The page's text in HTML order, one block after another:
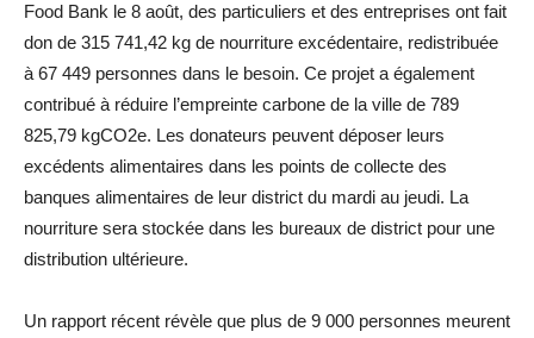
Food Bank le 8 août, des particuliers et des entreprises ont fait
don de 315 741,42 kg de nourriture excédentaire, redistribuée
à 67 449 personnes dans le besoin. Ce projet a également
contribué à réduire l’empreinte carbone de la ville de 789
825,79 kgCO2e. Les donateurs peuvent déposer leurs
excédents alimentaires dans les points de collecte des
banques alimentaires de leur district du mardi au jeudi. La
nourriture sera stockée dans les bureaux de district pour une
distribution ultérieure.
Un rapport récent révèle que plus de 9 000 personnes meurent